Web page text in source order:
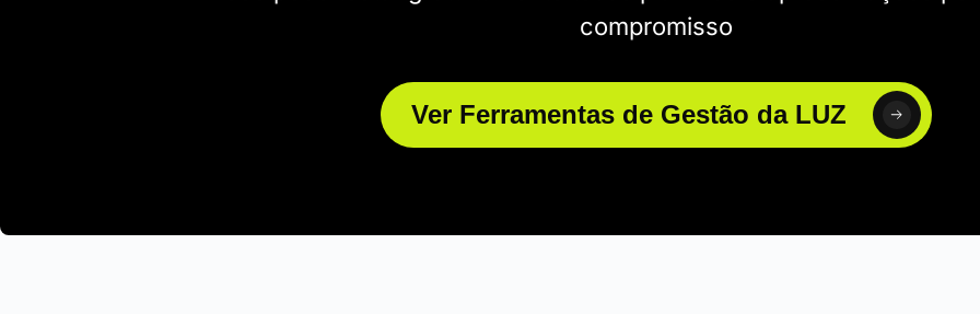
compromisso
Ver Ferramentas de Gestão da LUZ